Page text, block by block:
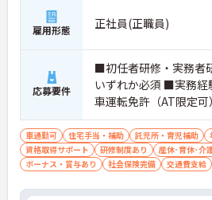
雇用形態 正社員(正職員)
応募要件
■初任者研修・実務者
いずれか必須 ■実務
車運転免許（AT限定可
車通勤可 住宅手当・補助 託児所・育児補助
資格取得サポート
研修制度あり
産休･育休･介
ボーナス・賞与あり
社会保険完備 交通費支給